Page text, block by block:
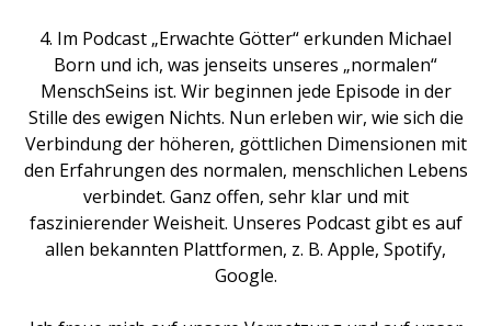
4. Im Podcast „Erwachte Götter“ erkunden Michael
Born und ich, was jenseits unseres „normalen“
MenschSeins ist. Wir beginnen jede Episode in der
Stille des ewigen Nichts. Nun erleben wir, wie sich die
Verbindung der höheren, göttlichen Dimensionen mit
den Erfahrungen des normalen, menschlichen Lebens
verbindet. Ganz offen, sehr klar und mit
faszinierender Weisheit. Unseres Podcast gibt es auf
allen bekannten Plattformen, z. B. Apple, Spotify,
Google.